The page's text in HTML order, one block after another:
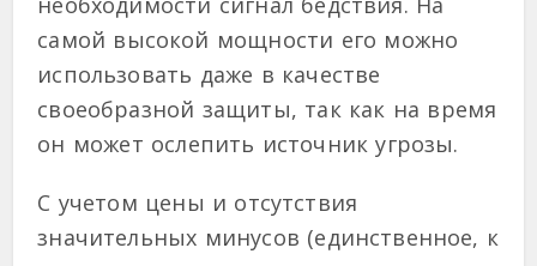
самой высокой мощности его можно
использовать даже в качестве
своеобразной защиты, так как на время
он может ослепить источник угрозы.
С учетом цены и отсутствия
значительных минусов (единственное, к